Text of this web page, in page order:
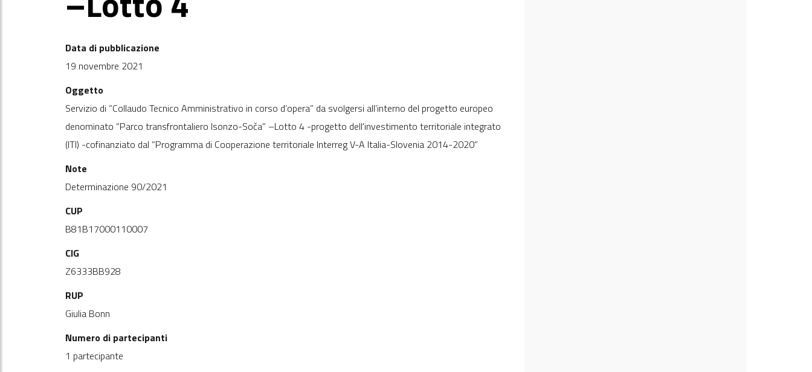
Data di pubblicazione
19 novembre 2021
Oggetto
Servizio di “Collaudo Tecnico Amministrativo in corso d’opera” da svolgersi all’interno del progetto europeo
denominato “Parco transfrontaliero Isonzo-Soča” –Lotto 4 -progetto dell'investimento territoriale integrato
(ITI) -cofinanziato dal “Programma di Cooperazione territoriale Interreg V-A Italia-Slovenia 2014-2020”
Note
Determinazione 90/2021
CUP
B81B17000110007
CIG
Z6333BB928
RUP
Giulia Bonn
Numero di partecipanti
1 partecipante